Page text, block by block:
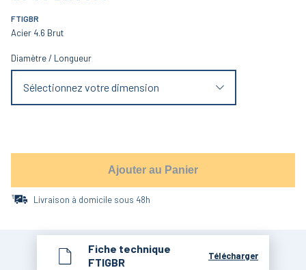
FTIGBR
Acier 4.6 Brut
Diamètre/ Longueur
Sélectionnez votre dimension
Ajouter au Panier
Livraison à domicile sous 48h
Fiche technique
FTIGBR
Télécharger